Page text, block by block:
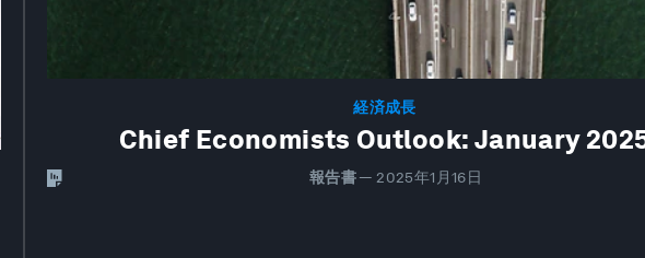
経済成長
Chief Economists Outlook: January
報告書— 2025年1月16日